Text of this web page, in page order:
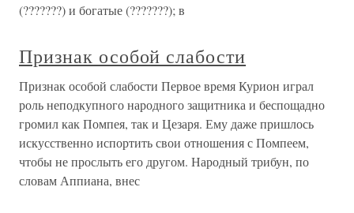
(???????) и богатые (???????); в
Признак особой слабости
Признак особой слабости Первое время Курион играл
роль неподкупного народного защитника и беспощадно
громил как Помпея, так и Цезаря. Ему даже пришлось
искусственно испортить свои отношения с Помпеем,
чтобы не прослыть его другом. Народный трибун, по
словам Аппиана, внес